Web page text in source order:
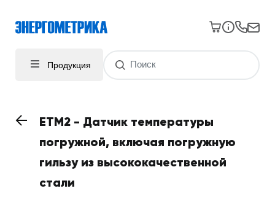
Продукция
ETM2 - Датчик температуры
погружной, включая погружную
гильзу из высококачественной
стали